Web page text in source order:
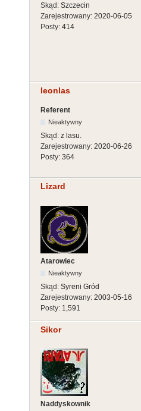
Skąd: Szczecin
Zarejestrowany: 2020-06-05
Posty: 414
leonlas
Referent
Nieaktywny
Skąd: z lasu.
Zarejestrowany: 2020-06-26
Posty: 364
Lizard
Atarowiec
Nieaktywny
Skąd: Syreni Gród
Zarejestrowany: 2003-05-16
Posty: 1,591
Sikor
Naddyskownik